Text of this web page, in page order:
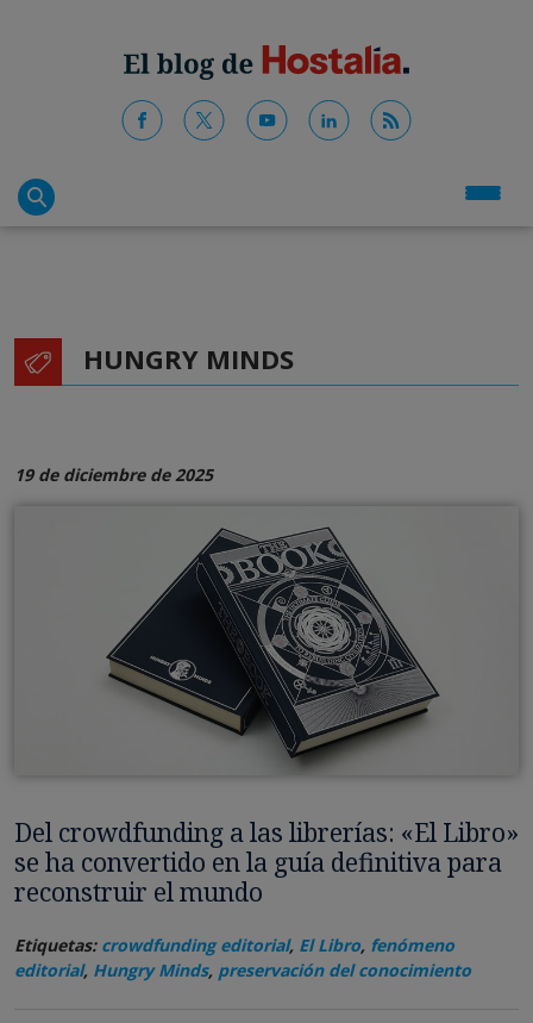
HUNGRY MINDS
19 de diciembre de 2025
Del crowdfunding a las librerías: «El Libro»
se ha convertido en la guía definitiva para
reconstruir el mundo
Etiquetas: crowdfunding editorial, El Libro, fenómeno
editorial, Hungry Minds, preservación del conocimiento